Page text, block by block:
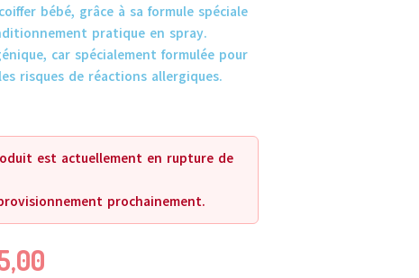
bébé, grâce à sa formule spéciale
pratique en spray.
car spécialement formulée pour
risques de réactions allergiques.
est actuellement en rupture de
prochainement.